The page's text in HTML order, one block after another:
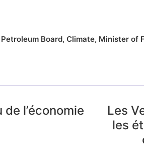
Board, Climate, Minister of
l’économie
Les
les